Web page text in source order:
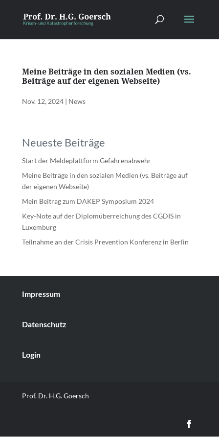
Meine Beiträge in den sozialen Medien (vs.
Beiträge auf der eigenen Webseite)
Nov. 12, 2024| News
Neueste Beiträge
Start der Meldeplattform Gefahrenabwehr
Meine Beiträge in den sozialen Medien (vs. Beiträge auf
der eigenen Webseite)
Mein Beitrag zum DAKEP Symposium 2024
Key-Note auf der Diplomüberreichung des CGDIS in
Luxemburg
Teilnahme an der Crisis Prevention Konferenz in Berlin
Impressum
Datenschutz
Login
Prof. Dr. H.G. Goersch